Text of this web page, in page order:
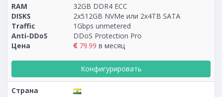
Построение2 - 10
RAM
32GB DDR4 ECC
DISKS
2x512GB NVMe или 2x4TB SATA
Traffic
1Gbps unmetered
Anti-DDoS
DDoS Protection Pro
Цена
79.99 в месяц
Конфигурировать
Страна